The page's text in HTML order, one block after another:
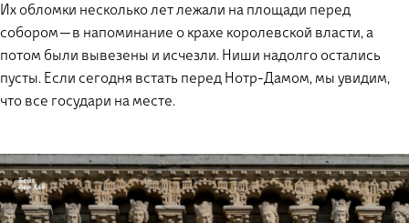
Их обломки несколько лет лежали на площади перед
собором — в напоминание о крахе королевской власти, а
потом были вывезены и исчезли. Ниши надолго остались
пусты. Если сегодня встать перед Нотр-Дамом, мы увидим,
что все государи на месте.